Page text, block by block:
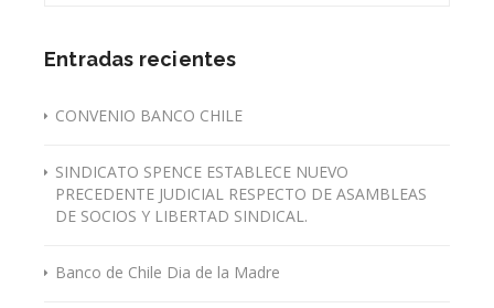
Entradas recientes
CONVENIO BANCO CHILE
SINDICATO SPENCE ESTABLECE NUEVO
PRECEDENTE JUDICIAL RESPECTO DE ASAMBLEAS
DE SOCIOS Y LIBERTAD SINDICAL.
Banco de Chile Dia de la Madre